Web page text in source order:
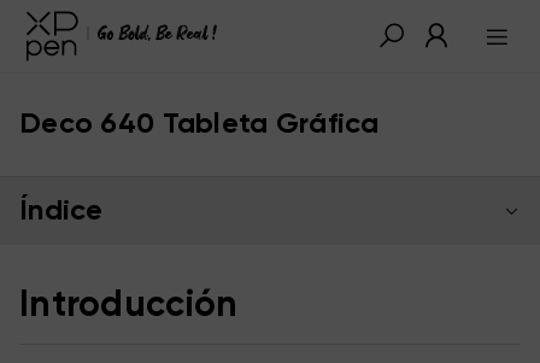
Deco 640 Tableta Gráfica
Índice
Introducción